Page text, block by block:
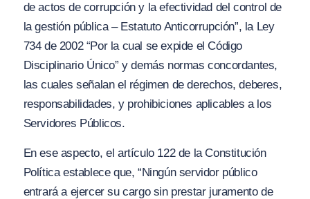
de actos de corrupción y la efectividad del control de
la gestión pública – Estatuto Anticorrupción”, la Ley
734 de 2002 “Por la cual se expide el Código
Disciplinario Único”y demás normas concordantes,
las cuales señalan el régimen de derechos, deberes,
responsabilidades, y prohibiciones aplicables a los
Servidores Públicos.
En ese aspecto, el artículo 122 de la Constitución
Política establece que, “Ningún servidor público
entrará a ejercer su cargo sin prestar juramento de